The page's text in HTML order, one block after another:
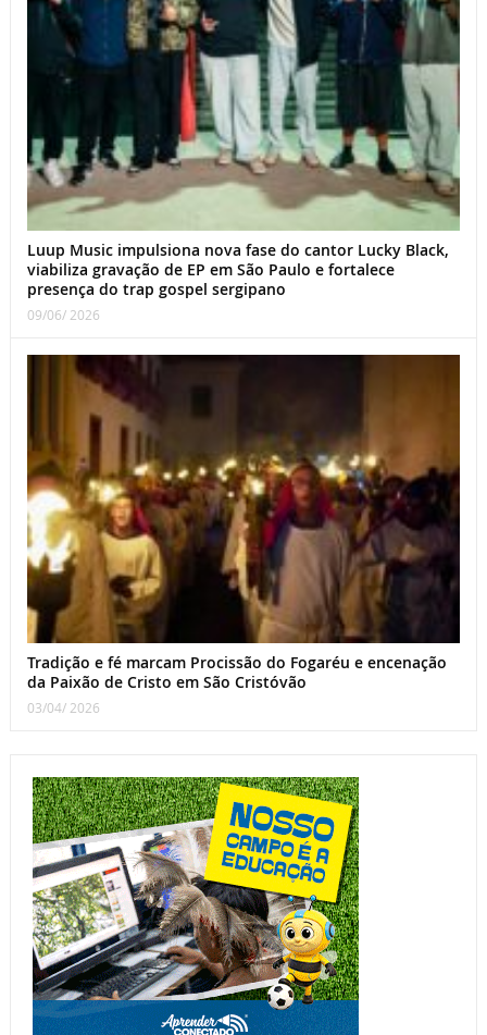
Luup Music impulsiona nova fase do cantor Lucky Black,
viabiliza gravação de EP em São Paulo e fortalece
presença do trap gospel sergipano
09/06/ 2026
Tradição e fé marcam Procissão do Fogaréu e encenação
da Paixão de Cristo em São Cristóvão
03/04/ 2026